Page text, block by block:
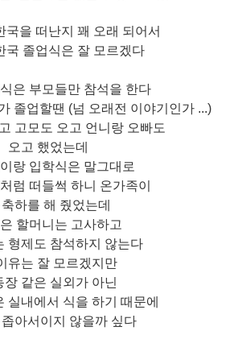
국을 떠난지 꽤 오래 되어서
국 졸업식은 잘 모르겠다
은 부모들만 참석을 한다
졸업할땐 (넘 오래전 이야기인가 ...)
고모도 오고 언니랑 오빠도
오고 했었는데
랑 입학식은 말그대로
럼 떠들썩 하니 온가족이
하를 해 줬었는데
할머니는 고사하고
형제도 참석하지 않는다
유는 잘 모르겠지만
장 같은 실외가 아닌
실내에서 식을 하기 때문에
아서이지 않을까 싶다